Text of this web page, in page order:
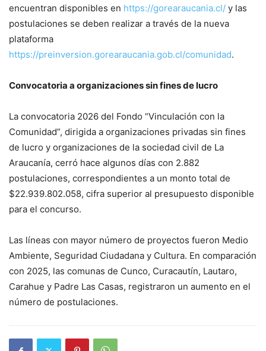
encuentran disponibles en https://gorearaucania.cl/ y las
postulaciones se deben realizar a través de la nueva
plataforma
https://preinversion.gorearaucania.gob.cl/comunidad.
Convocatoria a organizaciones sin fines de lucro
La convocatoria 2026 del Fondo “Vinculación con la
Comunidad”, dirigida a organizaciones privadas sin fines
de lucro y organizaciones de la sociedad civil de La
Araucanía, cerró hace algunos días con 2.882
postulaciones, correspondientes a un monto total de
$22.939.802.058, cifra superior al presupuesto disponible
para el concurso.
Las líneas con mayor número de proyectos fueron Medio
Ambiente, Seguridad Ciudadana y Cultura. En comparación
con 2025, las comunas de Cunco, Curacautín, Lautaro,
Carahue y Padre Las Casas, registraron un aumento en el
número de postulaciones.